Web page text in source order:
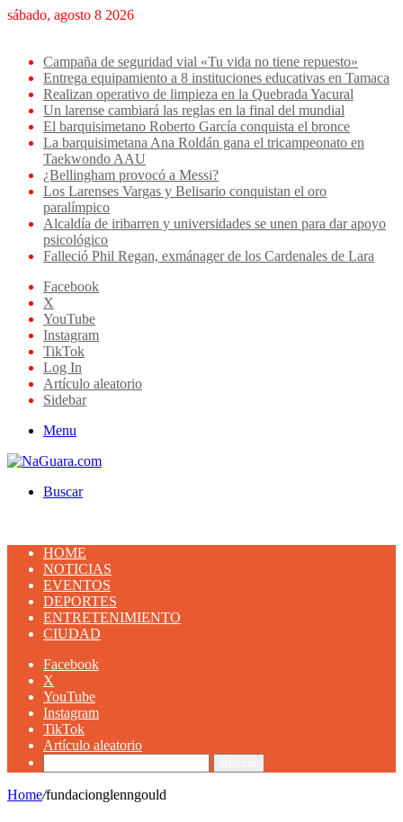
sábado, agosto 8 2026
Campaña de seguridad vial «Tu vida no tiene repuesto»
Entrega equipamiento a 8 instituciones educativas en Tamaca
Realizan operativo de limpieza en la Quebrada Yacural
Un larense cambiará las reglas en la final del mundial
El barquisimetano Roberto García conquista el bronce
La barquisimetana Ana Roldán gana el tricampeonato en
Taekwondo AAU
¿Bellingham provocó a Messi?
Los Larenses Vargas y Belisario conquistan el oro
paralímpico
Alcaldía de iribarren y universidades se unen para dar apoyo
psicológico
Falleció Phil Regan, exmánager de los Cardenales de Lara
Facebook
X
YouTube
Instagram
TikTok
Log In
Artículo aleatorio
Sidebar
Menu
Buscar
HOME
NOTICIAS
EVENTOS
DEPORTES
ENTRETENIMIENTO
CIUDAD
Facebook
X
YouTube
Instagram
TikTok
Artículo aleatorio
Home/fundacionglenngould